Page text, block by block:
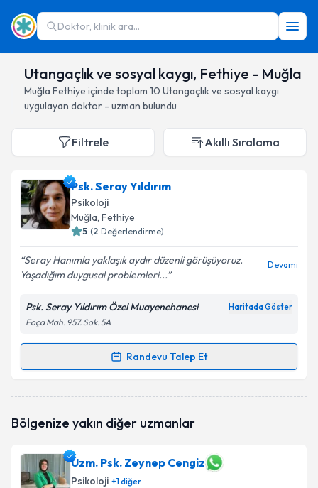
Doktor, klinik ara...
Utangaçlık ve sosyal kaygı, Fethiye - Muğla
Muğla Fethiye içinde toplam 10 Utangaçlık ve sosyal kaygı
uygulayan doktor - uzman bulundu
Filtrele Akıllı Sıralama
Psk. Seray Yıldırım
Psikoloji
Muğla, Fethiye
5 (2 Değerlendirme)
Seray Hanımla yaklaşık aydır düzenli görüşüyoruz.
Yaşadığım duygusal problemleri...
Devamı
Psk. Seray Yıldırım Özel Muayenehanesi Haritada Göster
Foça Mah. 957. Sok. 5A
Randevu Talep Et
Randevu Takvimi Talebi
oluşturun. Size bu uzmandan randevu almanız için bir
E-posta Adresiniz
Bölgenize yakın diğer uzmanlar
Uzm. Psk. Zeynep Cengiz
Psikoloji +1diğer